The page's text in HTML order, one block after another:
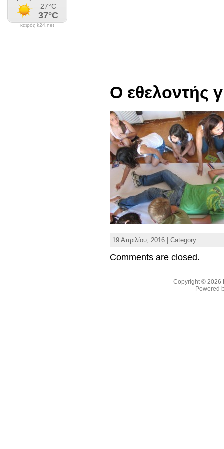
καιρός k24.net
Ο εθελοντής
19 Απριλίου, 2016 | Category:
Comments are closed.
Copyright © 2026
Powered